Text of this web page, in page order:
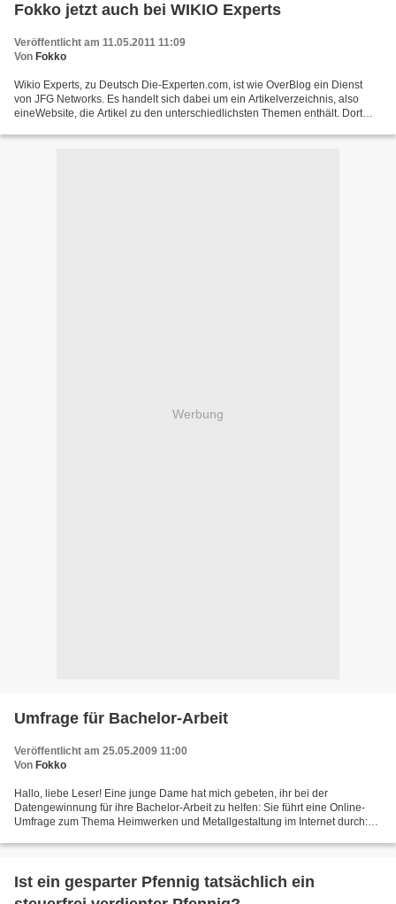
Fokko jetzt auch bei WIKIO Experts
Veröffentlicht am 11.05.2011 11:09
Von Fokko
Wikio Experts, zu Deutsch Die-Experten.com, ist wie OverBlog ein Dienst
von JFG Networks. Es handelt sich dabei um ein Artikelverzeichnis, also
eineWebsite, die Artikel zu den unterschiedlichsten Themen enthält. Dort
Werbung
Umfrage für Bachelor-Arbeit
Veröffentlicht am 25.05.2009 11:00
Von Fokko
Hallo, liebe Leser! Eine junge Dame hat mich gebeten, ihr bei der
Datengewinnung für ihre Bachelor-Arbeit zu helfen: Sie führt eine Online-
Umfrage zum Thema Heimwerken und Metallgestaltung im Internet durch:
Ist ein gesparter Pfennig tatsächlich ein